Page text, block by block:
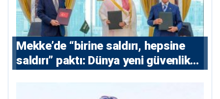
Mekke’de “birine saldırı, hepsine
saldırı” paktı: Dünya yeni güvenlik